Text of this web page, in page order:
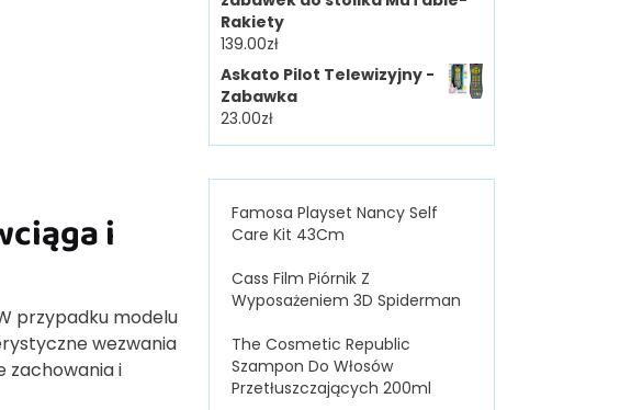
i
przypadku modelu
wezwania
zachowania i
Rakiety
139.00zł
Askato Pilot Telewizyjny -
Zabawka
23.00zł
Famosa Playset Nancy Self
Care Kit 43Cm
Cass Film Piórnik Z
Wyposażeniem 3D Spiderman
The Cosmetic Republic
Szampon Do Włosów
Przetłuszczających 200ml